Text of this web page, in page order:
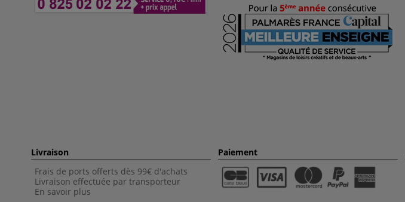
Livraison
Frais de ports offerts dès 99€ d'achats
Livraison effectuée par transporteur
En savoir plus
Paiement